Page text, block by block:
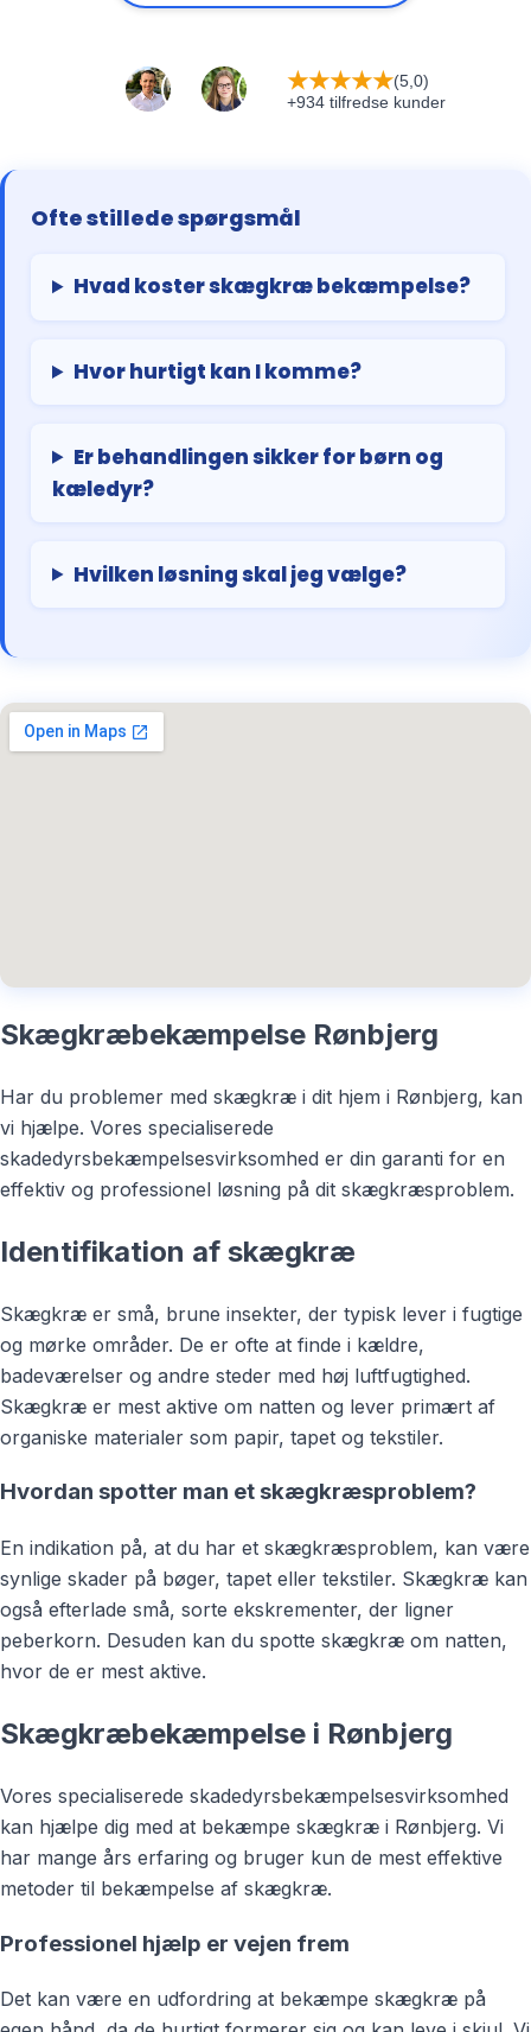
★★★★★(5,0)
+934 tilfredse kunder
Ofte stillede spørgsmål
Hvad koster skægkræ bekæmpelse?
Hvor hurtigt kan I komme?
Er behandlingen sikker for børn og
kæledyr?
Hvilken løsning skal jeg vælge?
Skægkræbekæmpelse Rønbjerg
Har du problemer med skægkræ i dit hjem i Rønbjerg, kan
vi hjælpe. Vores specialiserede
skadedyrsbekæmpelsesvirksomhed er din garanti for en
effektiv og professionel løsning på dit skægkræsproblem.
Identifikation af skægkræ
Skægkræ er små, brune insekter, der typisk lever i fugtige
og mørke områder. De er ofte at finde i kældre,
badeværelser og andre steder med høj luftfugtighed.
Skægkræ er mest aktive om natten og lever primært af
organiske materialer som papir, tapet og tekstiler.
Hvordan spotter man et skægkræsproblem?
En indikation på, at du har et skægkræsproblem, kan være
synlige skader på bøger, tapet eller tekstiler. Skægkræ kan
også efterlade små, sorte ekskrementer, der ligner
peberkorn. Desuden kan du spotte skægkræ om natten,
hvor de er mest aktive.
Skægkræbekæmpelse i Rønbjerg
Vores specialiserede skadedyrsbekæmpelsesvirksomhed
kan hjælpe dig med at bekæmpe skægkræ i Rønbjerg. Vi
har mange års erfaring og bruger kun de mest effektive
metoder til bekæmpelse af skægkræ.
Professionel hjælp er vejen frem
Det kan være en udfordring at bekæmpe skægkræ på